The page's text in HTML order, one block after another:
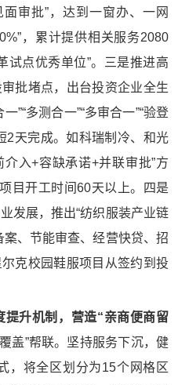
审批”，达到一窗办、一网
，累计提供相关服务2080
试点优秀单位”。三是推进高
批堵点，出台投资企业全生
”“多测合一”“多审合一”“验登
2天完成。如科瑞制冷、和光
入+容缺承诺+并联审批”方
目开工时间60天以上。四是
发展，推出“纺织服装产业链
、节能审查、经营快贷、招
克校园鞋服项目从签约到投
提升机制，营造“亲商便商留
盖”帮联。坚持服务下沉，健
，将全区划分为15个网格区